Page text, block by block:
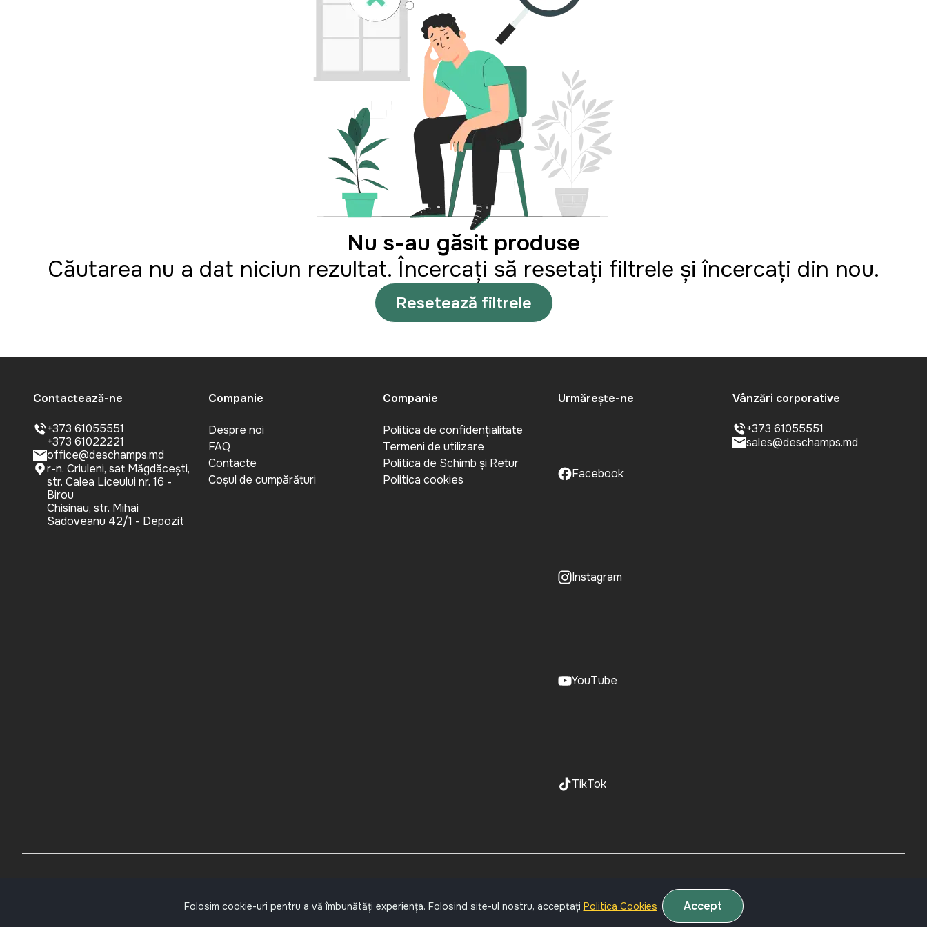
Nu s-au găsit produse
Căutarea nu a dat niciun rezultat. Încercați să resetați filtrele și încercați din nou.
Resetează filtrele
Contactează-ne
+373 61055551
+373 61022221
office@deschamps.md
r-n. Criuleni, sat Măgdăcești,
str. Calea Liceului nr. 16 -
Birou
Chisinau, str. Mihai
Sadoveanu 42/1 - Depozit
Companie
Despre noi
FAQ
Contacte
Coșul de cumpărături
Companie
Politica de confidențialitate
Termeni de utilizare
Politica de Schimb și Retur
Politica cookies
Urmărește-ne
Facebook
Instagram
YouTube
TikTok
Vânzări corporative
+373 61055551
sales@deschamps.md
Folosim cookie-uri pentru a vă îmbunătăți experiența. Folosind site-ul nostru, acceptați Politica Cookies . Accept